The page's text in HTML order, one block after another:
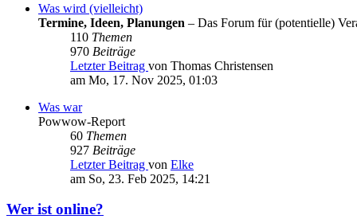
Was wird (vielleicht)
Termine, Ideen, Planungen – Das Forum für (potentielle)
110 Themen
970 Beiträge
Letzter Beitrag von Thomas Christensen
am Mo, 17. Nov 2025, 01:03
Was war
Powwow-Report
60 Themen
927 Beiträge
Letzter Beitrag von Elke
am So, 23. Feb 2025, 14:21
Wer ist online?